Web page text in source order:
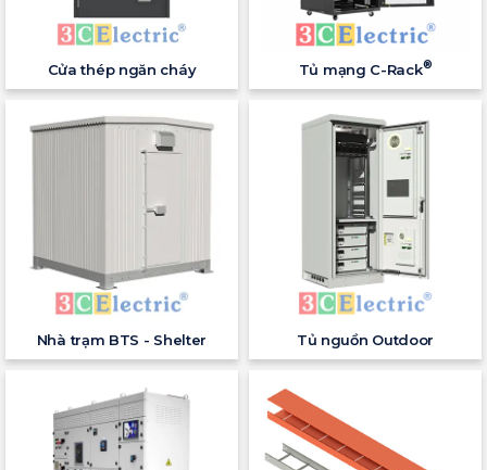
Cửa thép ngăn cháy Tủ mạng C-Rack®
Nhà trạm BTS - Shelter Tủ nguồn Outdoor